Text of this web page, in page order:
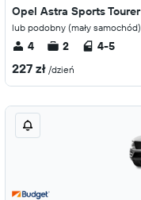
Opel Astra Sports Tourer
lub podobny (mały samochód)
4 2 4-5
227 zł /dzień